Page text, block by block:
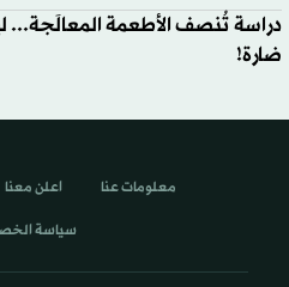
دراسة تُنصف الأطعمة المعالَجة...
ضارة!
معلومات عنا اعلن معنا
سياسة